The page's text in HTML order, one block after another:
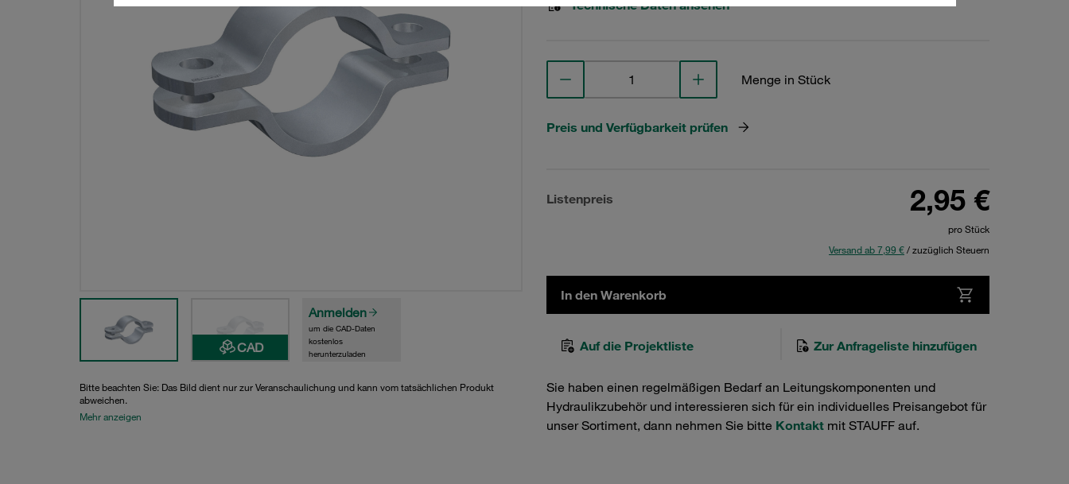
CAD
Anmelden
um die CAD-Daten
kostenlos
herunterzuladen
Bitte beachten Sie: Das Bild dient nur zur Veranschaulichung und kann vom tatsächlichen Produkt
abweichen.
Mehr anzeigen
Technische Daten ansehen
Menge in Stück
Preis und Verfügbarkeit prüfen
Listenpreis 2,95 €
pro Stück
Versand ab 7,99 €/ zuzüglich Steuern
In den Warenkorb
Auf die Projektliste Zur Anfrageliste hinzufügen
Sie haben einen regelmäßigen Bedarf an Leitungskomponenten und
Hydraulikzubehör und interessieren sich für ein individuelles Preisangebot für
unser Sortiment, dann nehmen Sie bitte Kontakt mit STAUFF auf.